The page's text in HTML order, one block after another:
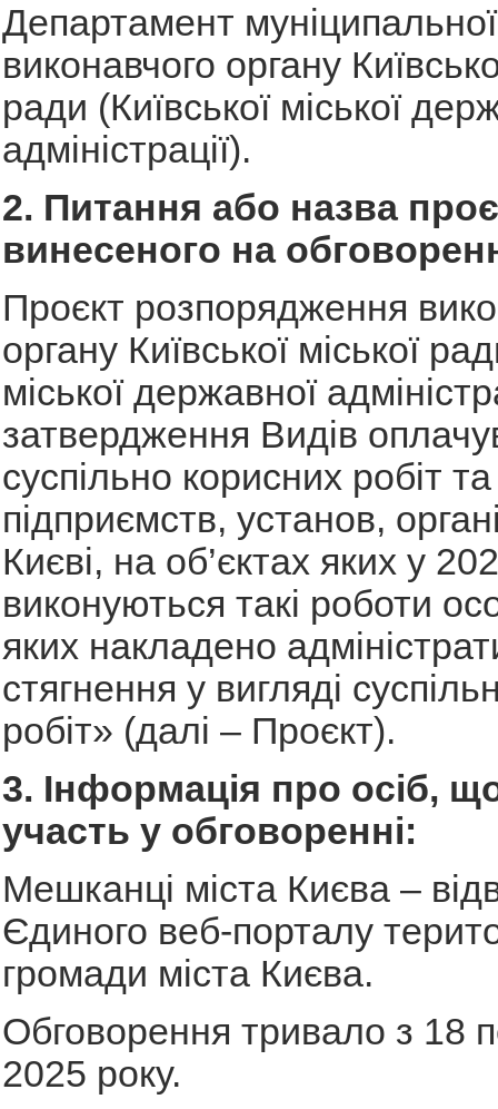
Департамент
виконавчого органу
ради (Київської міської
адміністрації).
2. Питання або назва
винесеного на
Проєкт розпорядження
органу Київської міської
міської державної
затвердження Видів
суспільно корисних робіт
підприємств, установ,
Києві, на об’єктах яких у
виконуються такі роботи
яких накладено
стягнення у вигляді
робіт» (далі – Проєкт).
3. Інформація про осіб,
участь у обговоренні:
Мешканці міста Києва –
Єдиного веб-порталу
громади міста Києва.
Обговорення тривало з 18
2025 року.